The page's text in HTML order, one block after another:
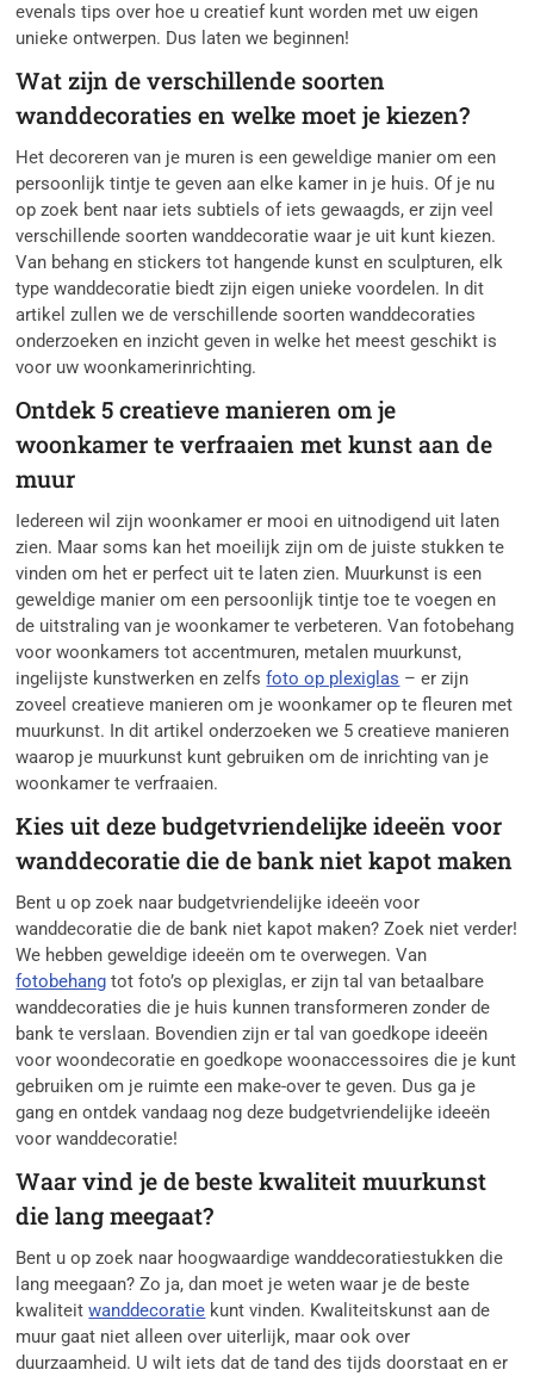
evenals tips over hoe u creatief kunt worden met uw eigen
unieke ontwerpen. Dus laten we beginnen!
Wat zijn de verschillende soorten
wanddecoraties en welke moet je kiezen?
Het decoreren van je muren is een geweldige manier om een
persoonlijk tintje te geven aan elke kamer in je huis. Of je nu
op zoek bent naar iets subtiels of iets gewaagds, er zijn veel
verschillende soorten wanddecoratie waar je uit kunt kiezen.
Van behang en stickers tot hangende kunst en sculpturen, elk
type wanddecoratie biedt zijn eigen unieke voordelen. In dit
artikel zullen we de verschillende soorten wanddecoraties
onderzoeken en inzicht geven in welke het meest geschikt is
voor uw woonkamerinrichting.
Ontdek 5 creatieve manieren om je
woonkamer te verfraaien met kunst aan de
muur
Iedereen wil zijn woonkamer er mooi en uitnodigend uit laten
zien. Maar soms kan het moeilijk zijn om de juiste stukken te
vinden om het er perfect uit te laten zien. Muurkunst is een
geweldige manier om een persoonlijk tintje toe te voegen en
de uitstraling van je woonkamer te verbeteren. Van fotobehang
voor woonkamers tot accentmuren, metalen muurkunst,
ingelijste kunstwerken en zelfsfoto op plexiglas – er zijn
zoveel creatieve manieren om je woonkamer op te fleuren met
muurkunst. In dit artikel onderzoeken we 5 creatieve manieren
waarop je muurkunst kunt gebruiken om de inrichting van je
woonkamer te verfraaien.
Kies uit deze budgetvriendelijke ideeën voor
wanddecoratie die de bank niet kapot maken
Bent u op zoek naar budgetvriendelijke ideeën voor
wanddecoratie die de bank niet kapot maken? Zoek niet verder!
We hebben geweldige ideeën om te overwegen. Van
fotobehang tot foto’s op plexiglas, er zijn tal van betaalbare
wanddecoraties die je huis kunnen transformeren zonder de
bank te verslaan. Bovendien zijn er tal van goedkope ideeën
voor woondecoratie en goedkope woonaccessoires die je kunt
gebruiken om je ruimte een make-over te geven. Dus ga je
gang en ontdek vandaag nog deze budgetvriendelijke ideeën
voor wanddecoratie!
Waar vind je de beste kwaliteit muurkunst
die lang meegaat?
Bent u op zoek naar hoogwaardige wanddecoratiestukken die
lang meegaan? Zo ja, dan moet je weten waar je de beste
kwaliteitwanddecoratie kunt vinden. Kwaliteitskunst aan de
muur gaat niet alleen over uiterlijk, maar ook over
duurzaamheid. U wilt iets dat de tand des tijds doorstaat en er